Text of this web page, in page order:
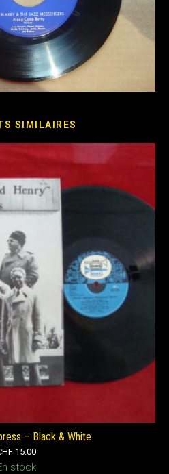
SIMILAIRES
– Black & White
15.00
stock